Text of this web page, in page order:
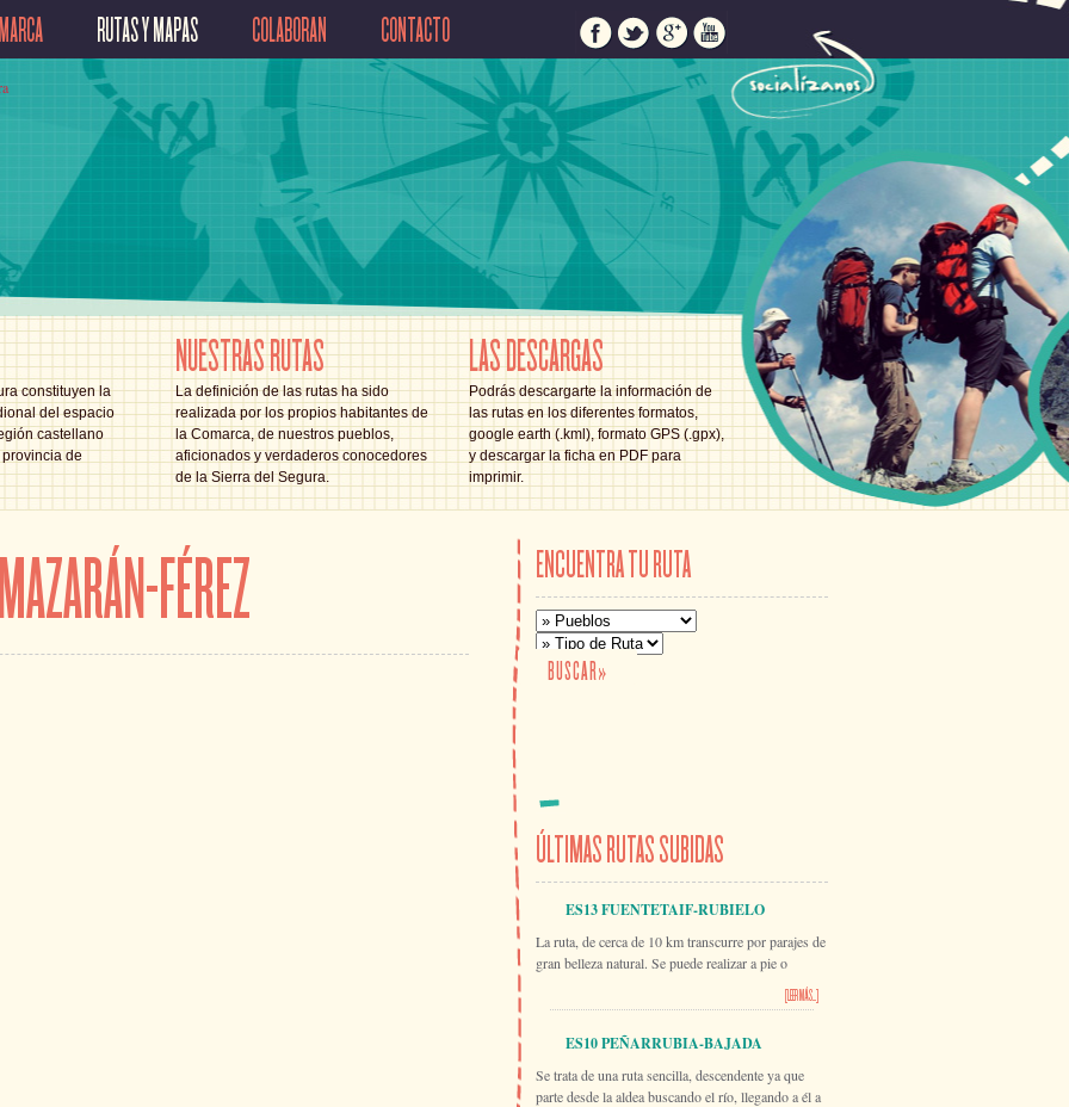
RUTAS Y MAPAS COLABORAN CONTACTO
constituyen la
del espacio
castellano
de
NUESTRAS RUTAS
La definición de las rutas ha sido
realizada por los propios habitantes de
la Comarca, de nuestros pueblos,
aficionados y verdaderos conocedores
de la Sierra del Segura.
LAS DESCARGAS
Podrás descargarte la información de
las rutas en los diferentes formatos,
google earth (.kml), formato GPS (.gpx),
y descargar la ficha en PDF para
imprimir.
FÉREZ ENCUENTRA TU RUTA
ÚLTIMAS RUTAS SUBIDAS
ES13 FUENTETAIF-RUBIELO
La ruta, de cerca de 10 km transcurre por parajes de
gran belleza natural. Se puede realizar a pie o
[LEER MÁS...]
ES10 PEÑARRUBIA-BAJADA
RÍO SEGURA
Se trata de una ruta sencilla, descendente ya que
parte desde la aldea buscando el río, llegando a él a